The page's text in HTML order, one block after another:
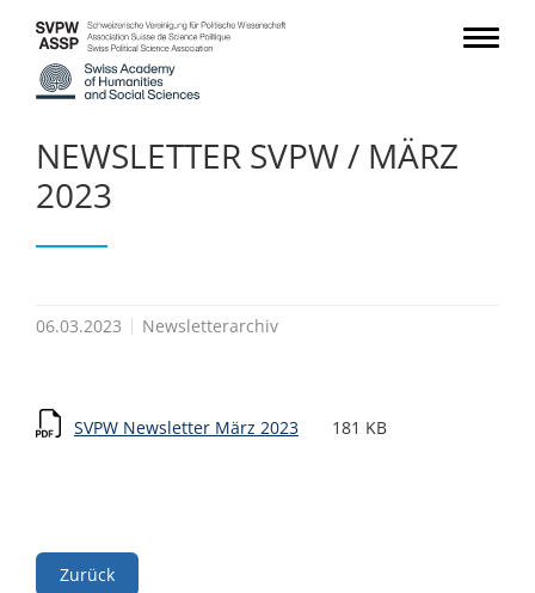
NEWSLETTER SVPW / MÄRZ
2023
06.03.2023 Newsletterarchiv
SVPW Newsletter März 2023 181 KB
Zurück